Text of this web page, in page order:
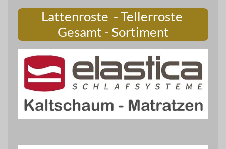
Lattenroste - Tellerroste
Gesamt - Sortiment